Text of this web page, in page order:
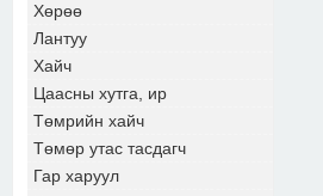
Хөрөө
Лантуу
Хайч
Цаасны хутга, ир
Төмрийн хайч
Төмөр утас тасдагч
Гар харуул